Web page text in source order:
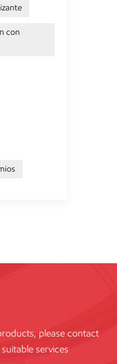
con
please contact
services